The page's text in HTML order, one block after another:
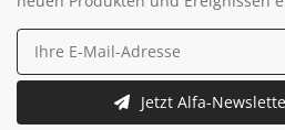
Jetzt Alfa-